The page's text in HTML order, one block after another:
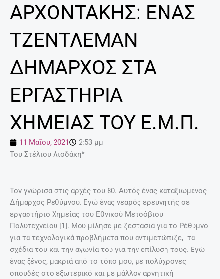
ΑΡΧΟΝΤΑΚΗΣ: ΕΝΑΣ
ΤΖΕΝΤΛΕΜΑΝ
ΔΗΜΑΡΧΟΣ ΣΤΑ
ΕΡΓΑΣΤΗΡΙΑ
ΧΗΜΕΙΑΣ ΤΟΥ Ε.Μ.Π.
11 Μαΐου, 2021
2:53 μμ
Του Στέλιου Λιοδάκη*
Τον γνώρισα στις αρχές του 80. Αυτός ένας καταξιωμένος
Δήμαρχος Ρεθύμνου. Εγώ ένας νεαρός ερευνητής σε
εργαστήριο Χημείας του Εθνικού Μετσόβιου
Πολυτεχνείου [1]. Μου μίλησε με ζεστασιά για το Ρέθυμνο
για τα τεχνολογικά προβλήματα που αντιμετώπιζε, τα
σχέδια του και την αγωνία του για την επίλυση τους. Εγώ
ένας ξένος, μακριά από το τόπο μου, με πολύχρονες
σπουδές στο εξωτερικό και με μάλλον αρνητική